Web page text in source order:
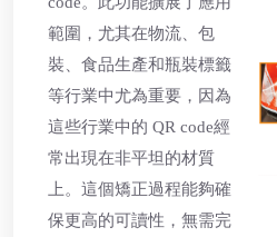
範圍，尤其在物流、包
裝、食品生產和瓶裝標籤
等行業中尤為重要，因為
這些行業中的 QR code經
常出現在非平坦的材質
上。這個矯正過程能夠確
保更高的可讀性，無需完